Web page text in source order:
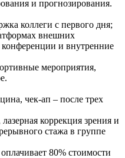
и прогнозирования.
коллеги с первого дня;
внешних
и внутренние
мероприятия,
чек-ап – после трех
коррекция зрения и
стажа в группе
80% стоимости